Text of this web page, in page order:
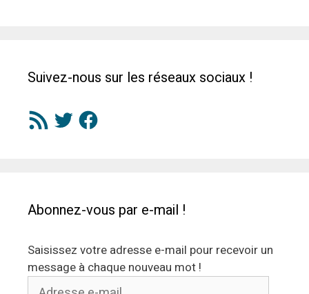
Suivez-nous sur les réseaux sociaux !
Flux
RSS
TwitterFacebook
Abonnez-vous par e-mail !
Saisissez votre adresse e-mail pour recevoir un
message à chaque nouveau mot !
Adresse